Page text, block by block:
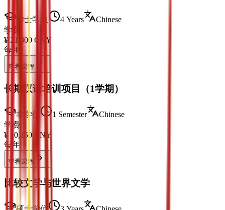
学士学位 4 Years
Chinese
学费
¥ 21,800 CNY
每年
查看课程
长期汉语培训项目（1学期）
非学位 1 Semester
Chinese
学费
¥
10,150 CNY
每年
查看课程
比较文学与世界文学